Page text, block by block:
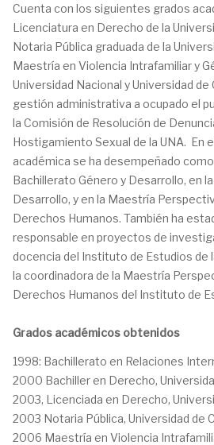
Cuenta con los siguientes grados
Licenciatura en Derecho de la
Notaria Pública graduada de la
Maestría en Violencia Intrafamiliar y
Universidad Nacional y Universidad de
gestión administrativa a ocupado el
la Comisión de Resolución de
Hostigamiento Sexual de la UNA. En
académica se ha desempeñado
Bachillerato Género y Desarrollo, en
Desarrollo, y en la Maestría
Derechos Humanos. También ha
responsable en proyectos de
docencia del Instituto de Estudios de
la coordinadora de la Maestría
Derechos Humanos del Instituto de
Grados académicos obtenidos
1998: Bachillerato en Relaciones
2000 Bachiller en Derecho,
2003, Licenciada en Derecho,
2003 Notaria Pública, Universidad de
2006 Maestría en Violencia